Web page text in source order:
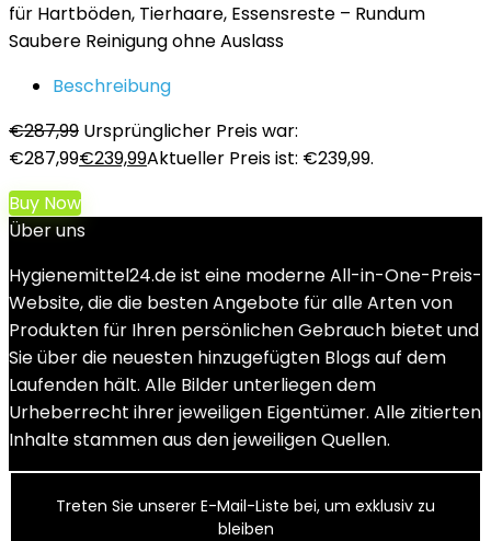
für Hartböden, Tierhaare, Essensreste – Rundum
Saubere Reinigung ohne Auslass
Beschreibung
€287,99 Ursprünglicher Preis war:
€287,99€239,99Aktueller Preis ist: €239,99.
Buy Now
Über uns
Hygienemittel24.de ist eine moderne All-in-One-Preis-
Website, die die besten Angebote für alle Arten von
Produkten für Ihren persönlichen Gebrauch bietet und
Sie über die neuesten hinzugefügten Blogs auf dem
Laufenden hält. Alle Bilder unterliegen dem
Urheberrecht ihrer jeweiligen Eigentümer. Alle zitierten
Inhalte stammen aus den jeweiligen Quellen.
Treten Sie unserer E-Mail-Liste bei, um exklusiv zu
bleiben